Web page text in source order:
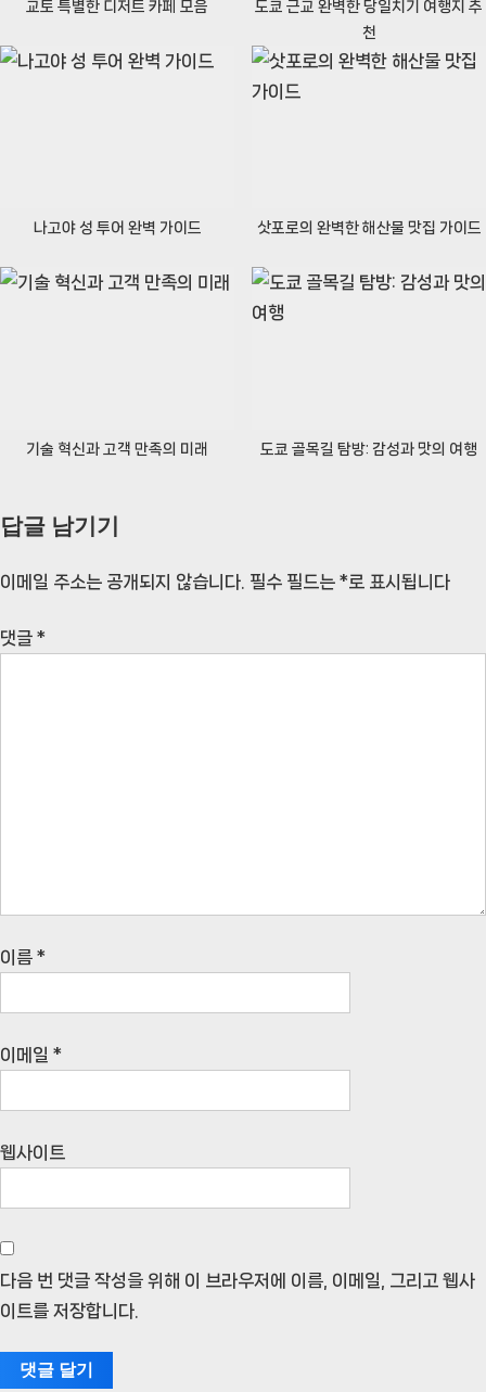
:
교토 특별한 디저트 카페 모음
도쿄 근교 완벽한 당일치기 여행지 추
천
나고야 성 투어 완벽 가이드 삿포로의 완벽한 해산물 맛집 가이드
기술 혁신과 고객 만족의 미래 도쿄 골목길 탐방: 감성과 맛의 여행
답글 남기기
이메일 주소는 공개되지 않습니다. 필수 필드는 *로 표시됩니다
댓글 *
이름 *
이메일 *
웹사이트
다음 번 댓글 작성을 위해 이 브라우저에 이름, 이메일, 그리고 웹사
이트를 저장합니다.